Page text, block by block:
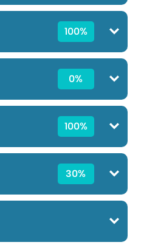
100%
0%
100%
30%